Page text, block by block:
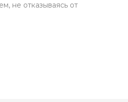
не отказываясь от